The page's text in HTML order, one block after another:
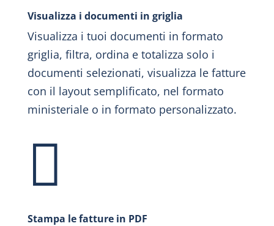
Visualizza i documenti in griglia
Visualizza i tuoi documenti in formato
griglia, filtra, ordina e totalizza solo i
documenti selezionati, visualizza le fatture
con il layout semplificato, nel formato
ministeriale o in formato personalizzato.

Stampa le fatture in PDF